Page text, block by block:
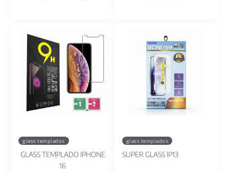
glass templados
GLASS TEMPLADO IPHONE
16
glass templados
SUPER GLASS IP13